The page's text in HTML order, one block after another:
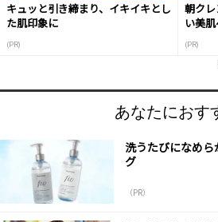
キュッと引き締まり、イキイキとし
た肌印象に
(PR)
朝ク
い美
(PR)
あなたにおす
洗うたびになめ
グ
（PR）